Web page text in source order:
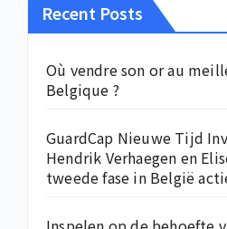
Recent Posts
Où vendre son or au
Belgique ?
GuardCap Nieuwe Tijd
Hendrik Verhaegen en
tweede fase in België